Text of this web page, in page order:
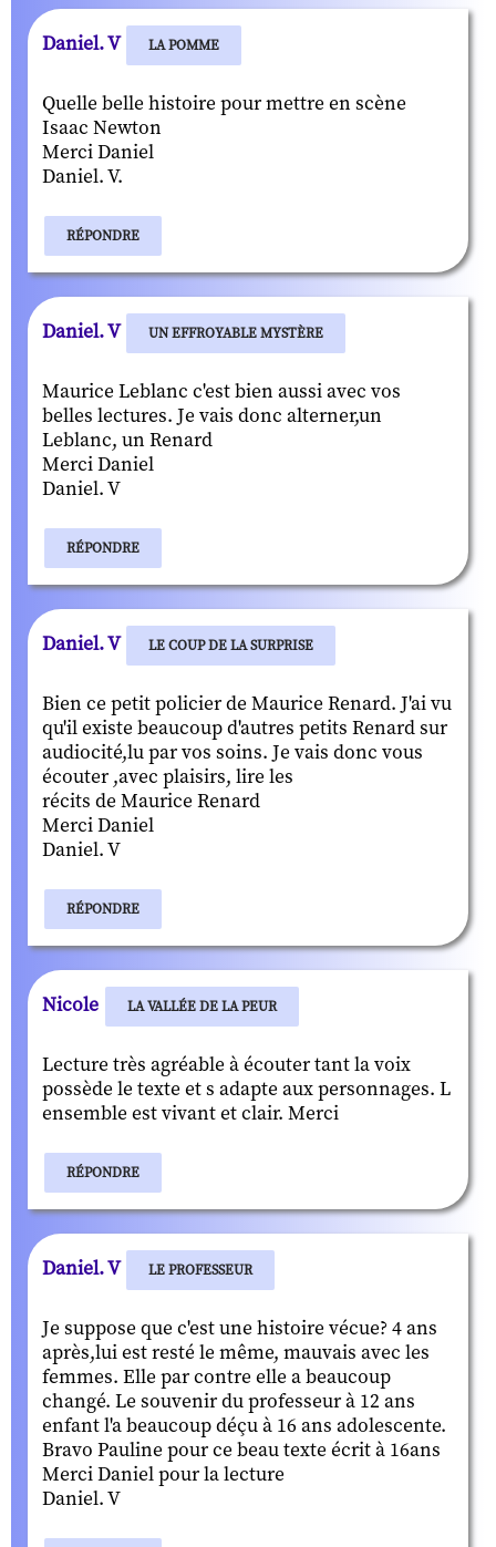
Daniel. V LA POMME
Quelle belle histoire pour mettre en scène
Isaac Newton
Merci Daniel
Daniel. V.
RÉPONDRE
Daniel. V UN EFFROYABLE MYSTÈRE
Maurice Leblanc c'est bien aussi avec vos
belles lectures. Je vais donc alterner,un
Leblanc, un Renard
Merci Daniel
Daniel. V
RÉPONDRE
Daniel. V LE COUP DE LA SURPRISE
Bien ce petit policier de Maurice Renard. J'ai vu
qu'il existe beaucoup d'autres petits Renard sur
audiocité,lu par vos soins. Je vais donc vous
écouter ,avec plaisirs, lire les
récits de Maurice Renard
Merci Daniel
Daniel. V
RÉPONDRE
Nicole LA VALLÉE DE LA PEUR
Lecture très agréable à écouter tant la voix
possède le texte et s adapte aux personnages. L
ensemble est vivant et clair. Merci
RÉPONDRE
Daniel. V LE PROFESSEUR
Je suppose que c'est une histoire vécue? 4 ans
après,lui est resté le même, mauvais avec les
femmes. Elle par contre elle a beaucoup
changé. Le souvenir du professeur à 12 ans
enfant l'a beaucoup déçu à 16 ans adolescente.
Bravo Pauline pour ce beau texte écrit à 16ans
Merci Daniel pour la lecture
Daniel. V